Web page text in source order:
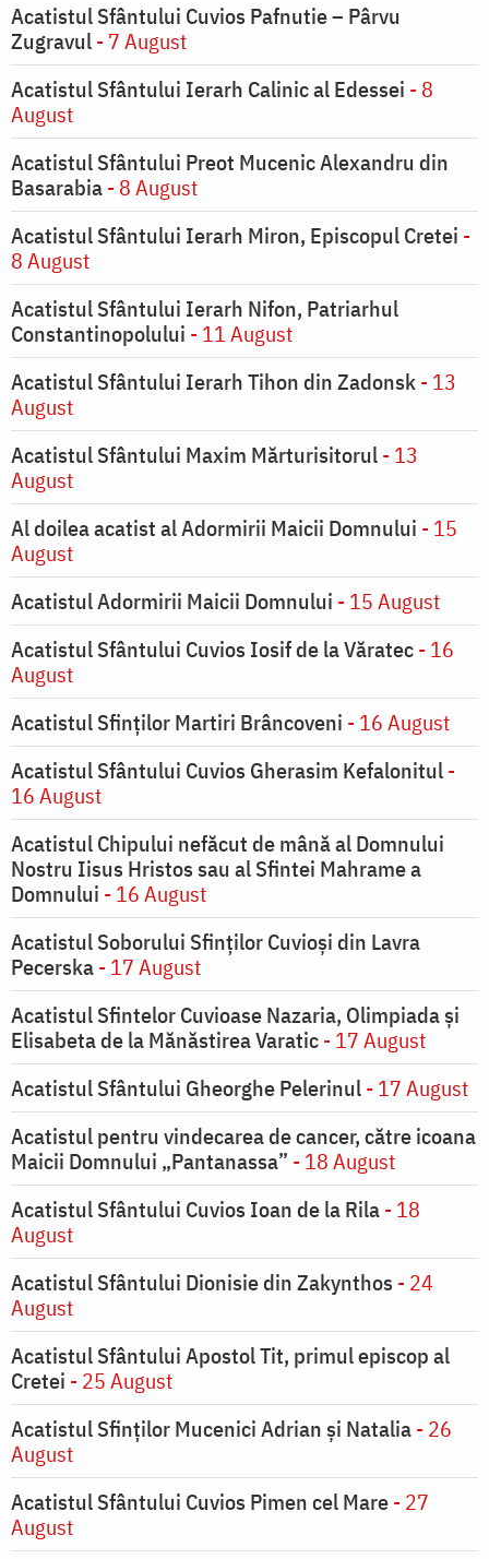
Acatistul Sfântului Cuvios Pafnutie – Pârvu
Zugravul- 7 August
Acatistul Sfântului Ierarh Calinic al Edessei - 8
August
Acatistul Sfântului Preot Mucenic Alexandru din
Basarabia- 8 August
Acatistul Sfântului Ierarh Miron, Episcopul Cretei -
8 August
Acatistul Sfântului Ierarh Nifon, Patriarhul
Constantinopolului - 11 August
Acatistul Sfântului Ierarh Tihon din Zadonsk- 13
August
Acatistul Sfântului Maxim Mărturisitorul- 13
August
Al doilea acatist al Adormirii Maicii Domnului - 15
August
Acatistul Adormirii Maicii Domnului - 15 August
Acatistul Sfântului Cuvios Iosif de la Văratec- 16
August
Acatistul Sfinților Martiri Brâncoveni - 16 August
Acatistul Sfântului Cuvios Gherasim Kefalonitul-
16 August
Acatistul Chipului nefăcut de mână al Domnului
Nostru Iisus Hristos sau al Sfintei Mahrame a
Domnului - 16 August
Acatistul Soborului Sfinților Cuvioși din Lavra
Pecerska- 17 August
Acatistul Sfintelor Cuvioase Nazaria, Olimpiada și
Elisabeta de la Mănăstirea Varatic- 17 August
Acatistul Sfântului Gheorghe Pelerinul- 17 August
Acatistul pentru vindecarea de cancer, către icoana
Maicii Domnului „Pantanassa” - 18 August
Acatistul Sfântului Cuvios Ioan de la Rila- 18
August
Acatistul Sfântului Dionisie din Zakynthos - 24
August
Acatistul Sfântului Apostol Tit, primul episcop al
Cretei - 25 August
Acatistul Sfinților Mucenici Adrian și Natalia- 26
August
Acatistul Sfântului Cuvios Pimen cel Mare- 27
August